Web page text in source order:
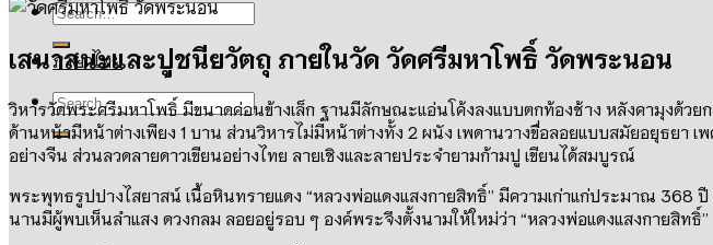
ภาษาไทย
เสนาสนะและปูชนียวัตถุ ภายในวัด วัดศรีมหาโพธิ์ วัดพระนอน
วิหารวัดพระศรีมหาโพธิ์ มีขนาดค่อนข้างเล็ก ฐานมีลักษณะแอ่นโค้งลงแบบตกท้องช้าง หลังคามุงด้วย
ด้านหน้ามีหน้าต่างเพียง 1 บาน ส่วนวิหารไม่มีหน้าต่างทั้ง 2 ผนัง เพดานวางขื่อลอยแบบสมัยอยุธยา
อย่างจีน ส่วนลวดลายดาวเขียนอย่างไทย ลายเชิงและลายประจำยามก้ามปู เขียนได้สมบูรณ์
พระพุทธรูปปางไสยาสน์ เนื้อหินทรายแดง “หลวงพ่อแดงแสงกายสิทธิ์” มีความเก่าแก่ประมาณ 368 ปี
นานมีผู้พบเห็นลำแสง ดวงกลม ลอยอยู่รอบ ๆ องค์พระจึงตั้งนามให้ใหม่ว่า “หลวงพ่อแดงแสงกายสิทธิ์”